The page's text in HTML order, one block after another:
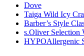
Dove
Taiga Wild Icy
Barber’s Style
s.Oliver Selection
HYPOAllergenic